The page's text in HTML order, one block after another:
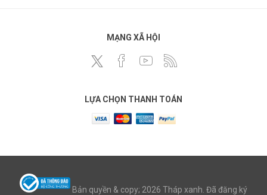
MẠNG XÃ HỘI
LỰA CHỌN THANH TOÁN
Bản quyền & copy; 2026 Tháp xanh. Đã đăng ký